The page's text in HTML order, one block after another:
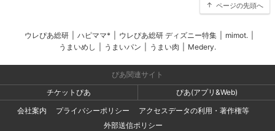
ページの先頭へ
ウレぴあ総研 ハピママ* ウレぴあ総研 ディズニー特集 mimot.
うまいめし
うまいパン うまい肉 Medery.
ぴあ関連サイト
チケットぴあ
ぴあ(アプリ&Web)
会社案内
プライバシーポリシー
アクセスデータの利用・著作権等
外部送信ポリシー